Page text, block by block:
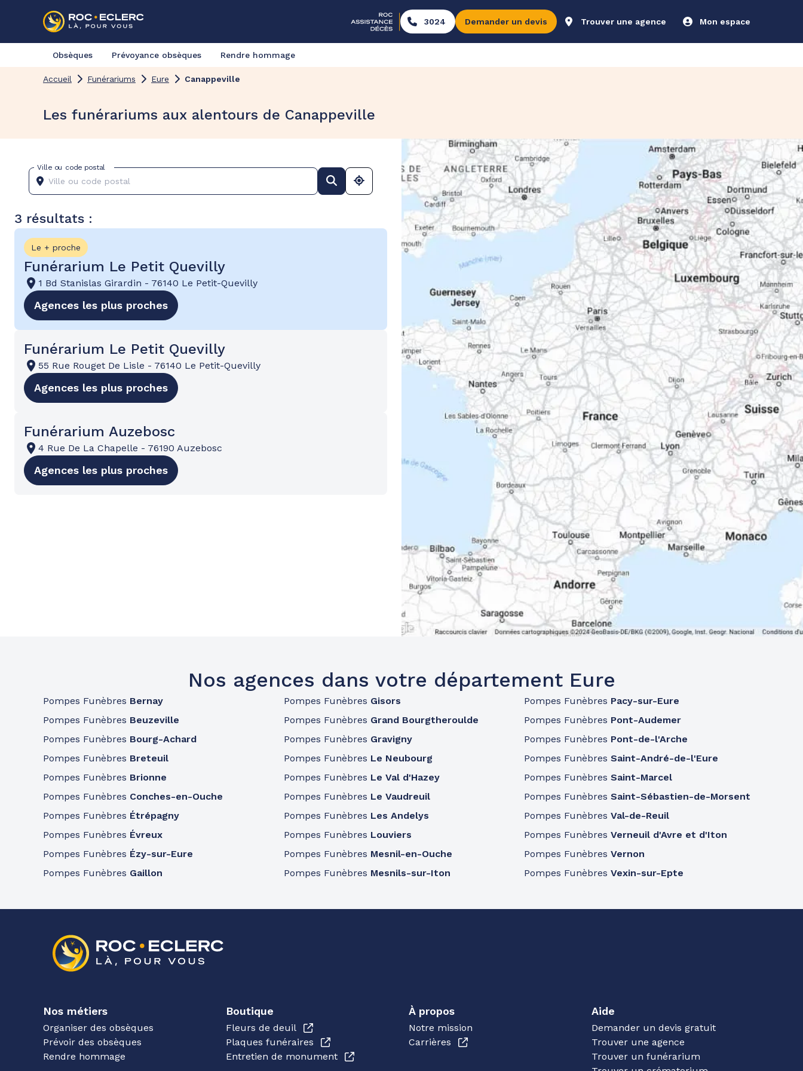
3024 Demander un devis Trouver une agence Mon espace
Obsèques Prévoyance obsèques Rendre hommage
Accueil Funérariums Eure Canappeville
Les funérariums aux alentours de Canappeville
Ville ou code postal
3 résultats :
Le + proche
Funérarium Le Petit Quevilly
1 Bd Stanislas Girardin - 76140 Le Petit-Quevilly
Agences les plus proches
Funérarium Le Petit Quevilly
55 Rue Rouget De Lisle - 76140 Le Petit-Quevilly
Agences les plus proches
Funérarium Auzebosc
4 Rue De La Chapelle - 76190 Auzebosc
Agences les plus proches
Nos agences dans votre département Eure
Pompes Funèbres Bernay
Pompes Funèbres Beuzeville
Pompes Funèbres Bourg-Achard
Pompes Funèbres Breteuil
Pompes Funèbres Brionne
Pompes Funèbres Conches-en-Ouche
Pompes Funèbres Étrépagny
Pompes Funèbres Évreux
Pompes Funèbres Ézy-sur-Eure
Pompes Funèbres Gaillon
Pompes Funèbres Gisors
Pompes Funèbres Grand Bourgtheroulde
Pompes Funèbres Gravigny
Pompes Funèbres Le Neubourg
Pompes Funèbres Le Val d'Hazey
Pompes Funèbres Le Vaudreuil
Pompes Funèbres Les Andelys
Pompes Funèbres Louviers
Pompes Funèbres Mesnil-en-Ouche
Pompes Funèbres Mesnils-sur-Iton
Pompes Funèbres Pacy-sur-Eure
Pompes Funèbres Pont-Audemer
Pompes Funèbres Pont-de-l'Arche
Pompes FunèbresSaint-André-de-l'Eure
Pompes FunèbresSaint-Marcel
Pompes FunèbresSaint-Sébastien-de-Morsent
Pompes FunèbresVal-de-Reuil
Pompes FunèbresVerneuil d'Avre et d'Iton
Pompes FunèbresVernon
Pompes FunèbresVexin-sur-Epte
Nos métiers
Organiser des obsèques
Prévoir des obsèques
Rendre hommage
Boutique
Fleurs de deuil
Plaques funéraires
Entretien de monument
À propos
Notre mission
Carrières
Aide
Demander un devis gratuit
Trouver une agence
Trouver un funérarium